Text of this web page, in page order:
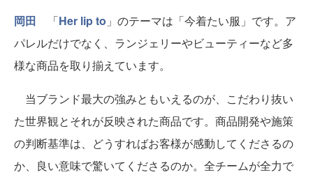
岡田 「Her lip to 」のテーマは「今着たい服」です。ア
パレルだけでなく、ランジェリーやビューティーなど多
様な商品を取り揃えています。
当ブランド最大の強みともいえるのが、こだわり抜い
た世界観とそれが反映された商品です。商品開発や施策
の判断基準は、どうすればお客様が感動してくださるの
か、良い意味で驚いてくださるのか。全チームが全力で